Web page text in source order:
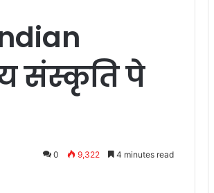
संस्कृति पे
0 9,322 4 minutes read